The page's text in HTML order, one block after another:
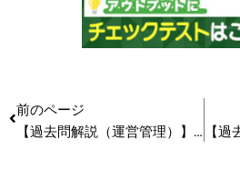
前のページ
【過去問解説（運営管理）】H29 第11問 購買・外注管理